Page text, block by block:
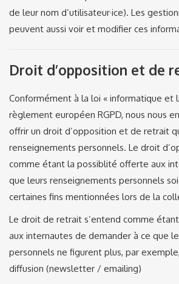
de leur nom d’utilisateur·ice). Les
peuvent aussi voir et modifier ces
Droit d’opposition et de
Conformément à la loi « informatique et
règlement européen RGPD, nous nous
offrir un droit d’opposition et de retrait
renseignements personnels. Le droit
comme étant la possiblité offerte aux
que leurs renseignements personnels
certaines fins mentionnées lors de la
Le droit de retrait s’entend comme
aux internautes de demander à ce que
personnels ne figurent plus, par
diffusion (newsletter / emailing)